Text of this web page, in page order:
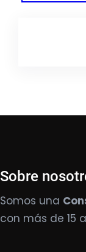
Sobre
Somos una
con más de 15